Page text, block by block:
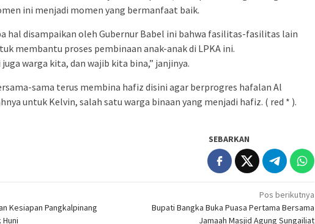
ini menjadi momen yang bermanfaat baik.
hal disampaikan oleh Gubernur Babel ini bahwa fasilitas-fasilitas lain
membantu proses pembinaan anak-anak di LPKA ini.
juga warga kita, dan wajib kita bina,” janjinya.
sama terus membina hafiz disini agar berprogres hafalan Al
untuk Kelvin, salah satu warga binaan yang menjadi hafiz. ( red * ).
SEBARKAN
Kesiapan Pangkalpinang
Pos berikutnya
Bupati Bangka Buka Puasa Pertama Bersama
Jamaah Masjid Agung Sungailiat